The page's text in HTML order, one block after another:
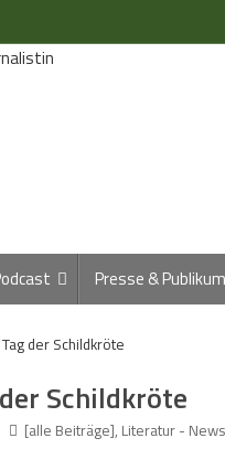
Presse & Publikum
der Schildkröte
Schildkröte
[alle Beiträge], Literatur -